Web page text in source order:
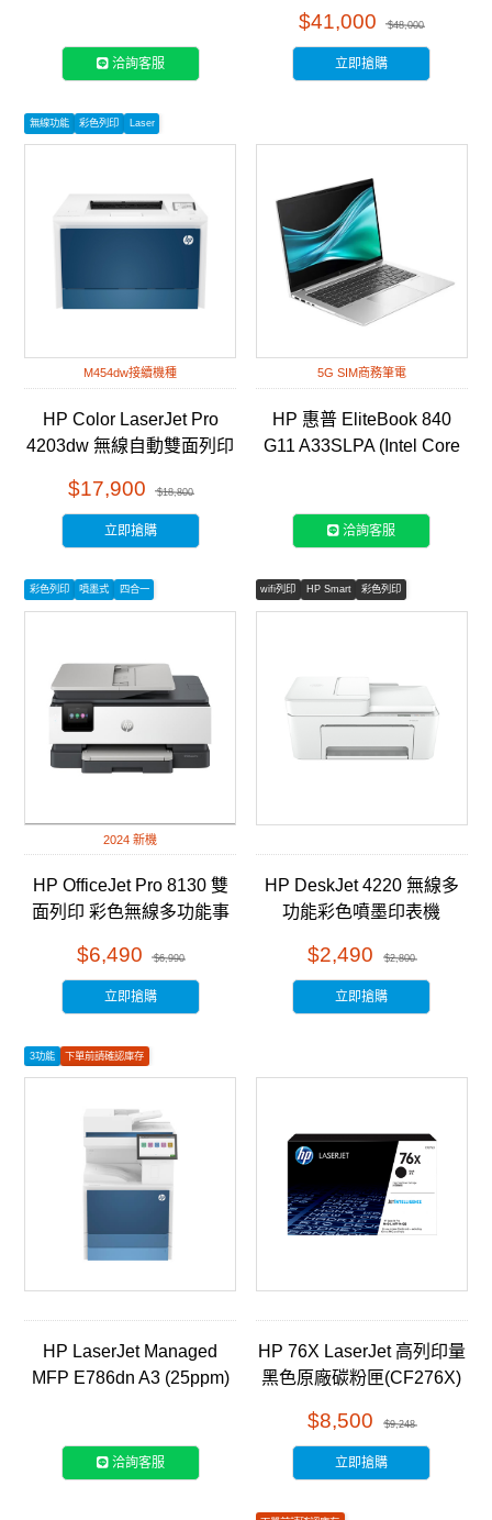
洽詢客服
$41,000 $48,000
立即搶購
無線功能 彩色列印 Laser
M454dw接續機種
HP Color LaserJet Pro
4203dw 無線自動雙面列印
$17,900 $18,800
立即搶購
5G SIM商務筆電
HP 惠普 EliteBook 840
G11 A33SLPA (Intel Core
洽詢客服
彩色列印 噴墨式 四合一
2024 新機
HP OfficeJet Pro 8130 雙
面列印 彩色無線多功能事
$6,490 $6,990
立即搶購
wifi列印 HP Smart 彩色列印
HP DeskJet 4220 無線多
功能彩色噴墨印表機
$2,490 $2,800
立即搶購
3功能
下單前請確認庫存
如有安裝需求請聯繫客服
HP LaserJet Managed
MFP E786dn A3 (25ppm)
洽詢客服
HP 76X LaserJet 高列印量
黑色原廠碳粉匣(CF276X)
$8,500 $9,248
立即搶購